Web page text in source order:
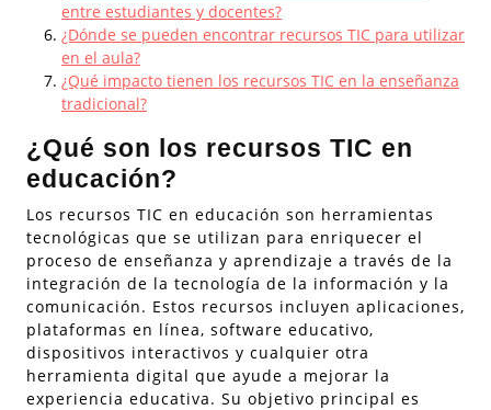
entre estudiantes y docentes?
¿Dónde se pueden encontrar recursos TIC para utilizar
en el aula?
¿Qué impacto tienen los recursos TIC en la enseñanza
tradicional?
¿Qué son los recursos TIC en
educación?
Los recursos TIC en educación son herramientas
tecnológicas que se utilizan para enriquecer el
proceso de enseñanza y aprendizaje a través de la
integración de la tecnología de la información y la
comunicación. Estos recursos incluyen aplicaciones,
plataformas en línea, software educativo,
dispositivos interactivos y cualquier otra
herramienta digital que ayude a mejorar la
experiencia educativa. Su objetivo principal es